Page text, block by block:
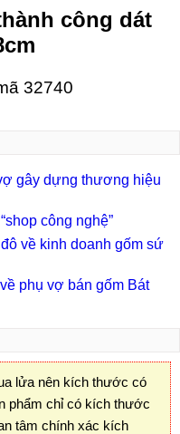
công dát
32740
gây dựng thương hiệu
công nghệ”
về kinh doanh gốm sứ
phụ vợ bán gốm Bát
lửa nên kích thước có
phẩm chỉ có kích thước
tâm chính xác kích